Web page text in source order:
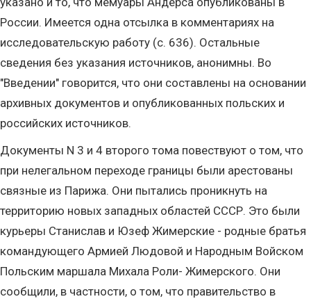
России. Имеется одна отсылка в комментариях на
исследовательскую работу (с. 636). Остальные
сведения без указания источников, анонимны. Во
"Введении" говорится, что они составлены на основании
архивных документов и опубликованных польских и
российских источников.
Документы N 3 и 4 второго тома повествуют о том, что
при нелегальном переходе границы были арестованы
связные из Парижа. Они пытались проникнуть на
территорию новых западных областей СССР. Это были
курьеры Станислав и Юзеф Жимерские - родные братья
командующего Армией Людовой и Народным Войском
Польским маршала Михала Роли- Жимерского. Они
сообщили, в частности, о том, что правительство в